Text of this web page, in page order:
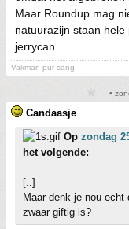
Maar Roundup mag
natuurazijn staan
jerrycan.
Vakman pur sang
•
Candaasje
Op zondag
het volgende:
[..]
Maar denk je nou
zwaar giftig is?